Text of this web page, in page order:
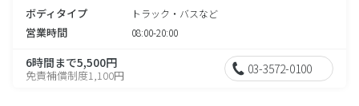
ボディタイプ トラック・バスなど
営業時間 08:00-20:00
6時間まで5,500円
免責補償制度1,100円 03-3572-0100